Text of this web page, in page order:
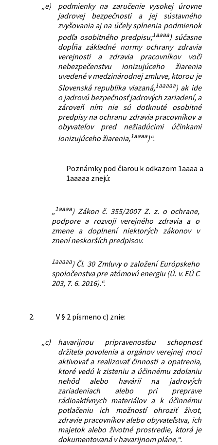
„e)
podmienky na zaručenie vysokej úrovne
jadrovej bezpečnosti a jej sústavného
zvyšovania aj na účely splnenia podmienok
podľa osobitného predpisu;1aaaa) súčasne
dopĺňa základné normy ochrany zdravia
verejnosti a zdravia pracovníkov voči
nebezpečenstvu ionizujúceho žiarenia
uvedené v medzinárodnej zmluve, ktorou je
Slovenská republika viazaná,1aaaaa) ak ide
o jadrovú bezpečnosť jadrových zariadení, a
zároveň ním nie sú dotknuté osobitné
predpisy na ochranu zdravia pracovníkov a
obyvateľov pred nežiadúcimi účinkami
ionizujúceho žiarenia,1aaaa)“.
Poznámky pod čiarou k odkazom 1aaaa a
1aaaaa znejú:
„1aaaa) Zákon č. 355/2007 Z. z. o ochrane,
podpore a rozvoji verejného zdravia a o
zmene a doplnení niektorých zákonov v
znení neskorších predpisov.
1aaaaa) Čl. 30 Zmluvy o založení Európskeho
spoločenstva pre atómovú energiu (Ú. v. EÚ C
203, 7. 6. 2016).“.
2. V § 2 písmeno c) znie:
„c)
havarijnou pripravenosťou schopnosť
držiteľa povolenia a orgánov verejnej moci
aktivovať a realizovať činnosti a opatrenia,
ktoré vedú k zisteniu a účinnému zdolaniu
nehôd alebo havárií na jadrových
zariadeniach alebo pri preprave
rádioaktívnych materiálov a k účinnému
potlačeniu ich možností ohroziť život,
zdravie pracovníkov alebo obyvateľstva, ich
majetok alebo životné prostredie, ktorá je
dokumentovaná v havarijnom pláne,“.